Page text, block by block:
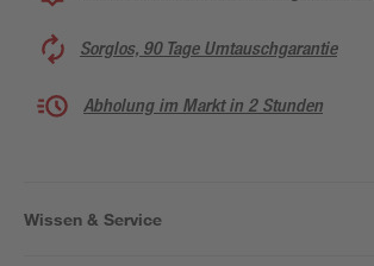
Sorglos, 90 Tage Umtauschgarantie
Abholung im Markt in 2 Stunden
Wissen & Service